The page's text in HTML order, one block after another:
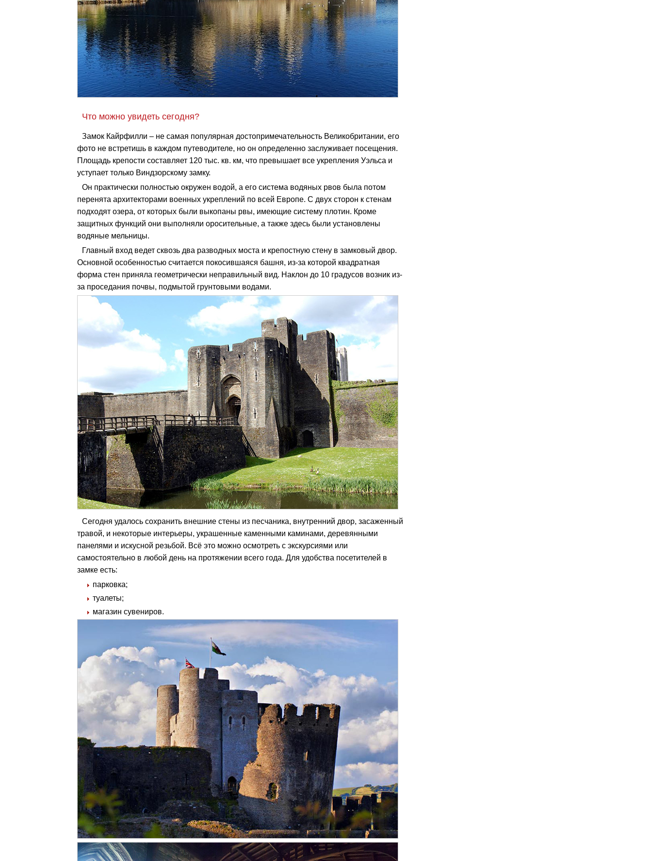
Что можно увидеть сегодня?
Замок Кайрфилли – не самая популярная достопримечательность Великобритании, его
фото не встретишь в каждом путеводителе, но он определенно заслуживает посещения.
Площадь крепости составляет 120 тыс. кв. км, что превышает все укрепления Уэльса и
уступает только Виндзорскому замку.
Он практически полностью окружен водой, а его система водяных рвов была потом
перенята архитекторами военных укреплений по всей Европе. С двух сторон к стенам
подходят озера, от которых были выкопаны рвы, имеющие систему плотин. Кроме
защитных функций они выполняли оросительные, а также здесь были установлены
водяные мельницы.
Главный вход ведет сквозь два разводных моста и крепостную стену в замковый двор.
Основной особенностью считается покосившаяся башня, из-за которой квадратная
форма стен приняла геометрически неправильный вид. Наклон до 10 градусов возник из-
за проседания почвы, подмытой грунтовыми водами.
Сегодня удалось сохранить внешние стены из песчаника, внутренний двор, засаженный
травой, и некоторые интерьеры, украшенные каменными каминами, деревянными
панелями и искусной резьбой. Всё это можно осмотреть с экскурсиями или
самостоятельно в любой день на протяжении всего года. Для удобства посетителей в
замке есть:
парковка;
туалеты;
магазин сувениров.